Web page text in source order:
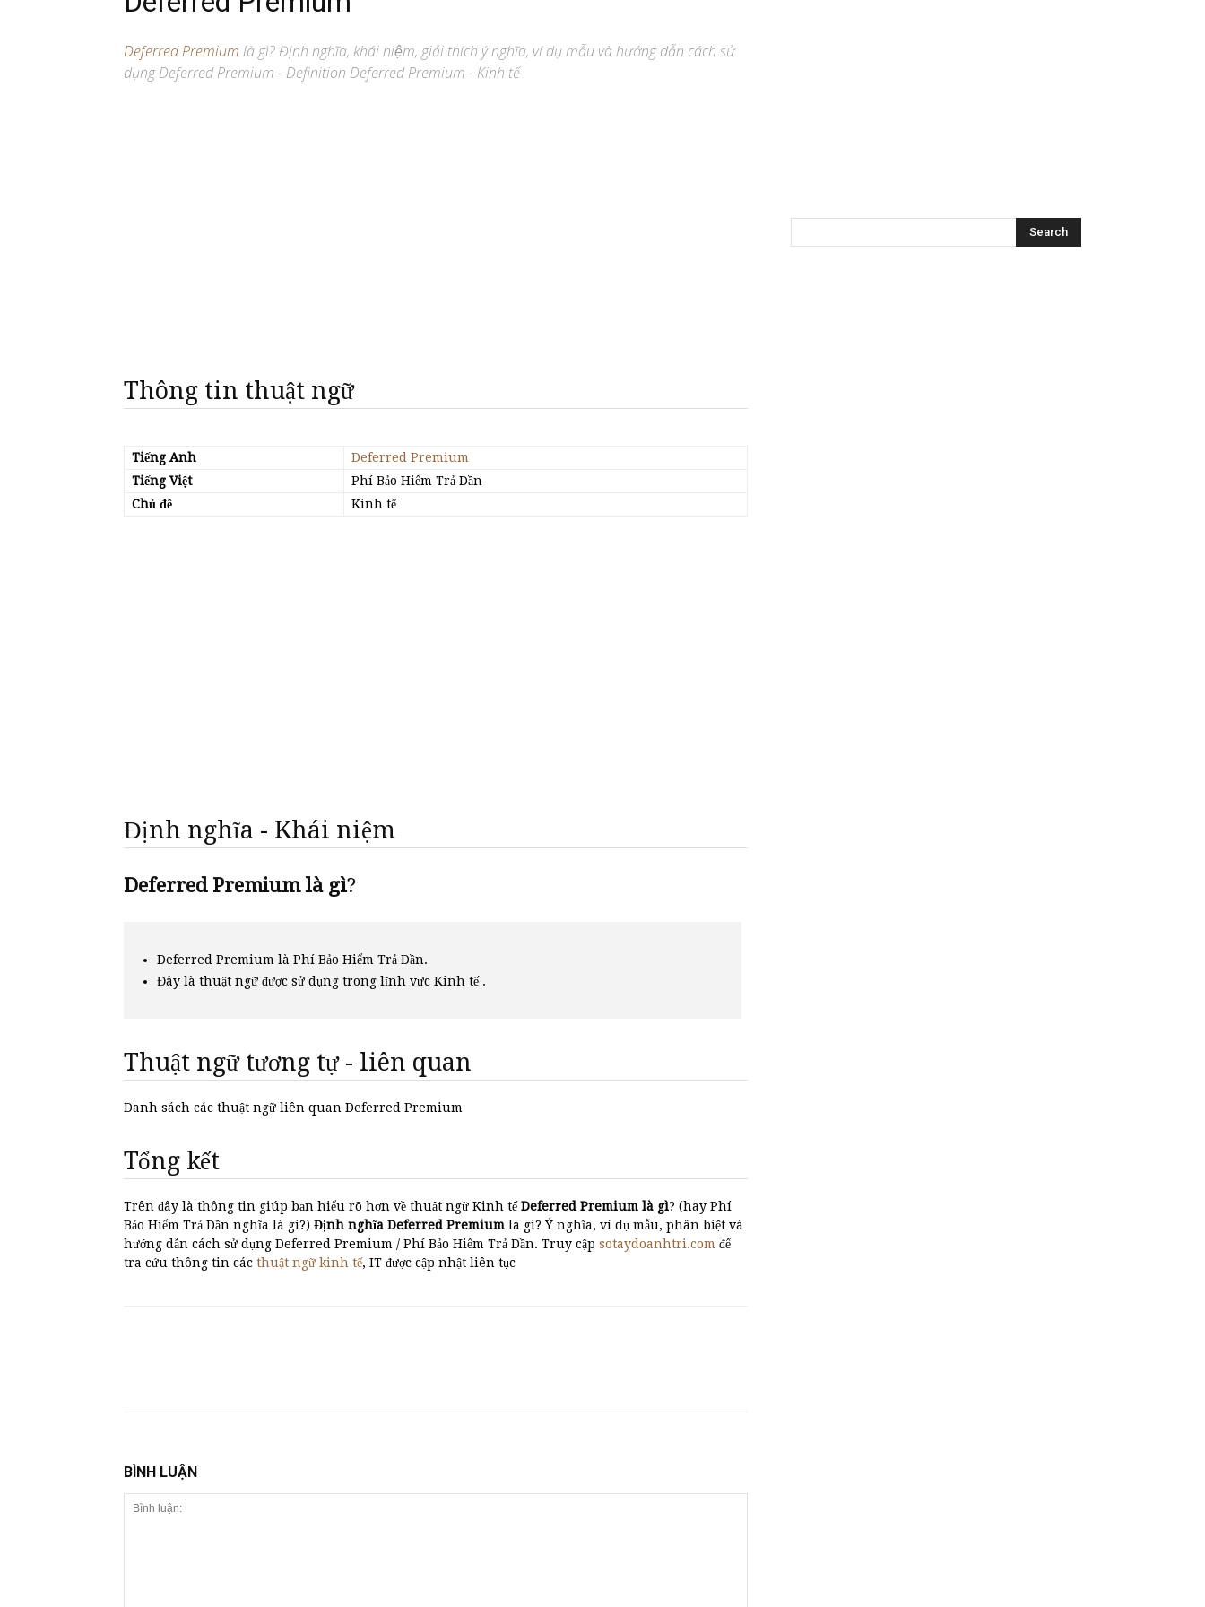
Deferred Premium là gì? Định nghĩa, khái niệm, giải thích ý nghĩa, ví dụ mẫu và hướng dẫn cách sử
dụng Deferred Premium - Definition Deferred Premium - Kinh tế
Thông tin thuật ngữ
Tiếng Anh
Deferred Premium
Tiếng Việt
Phí Bảo Hiểm Trả Dần
Chủ đề
Kinh tế
Định nghĩa - Khái niệm
Deferred Premium là gì?
Deferred Premium là Phí Bảo Hiểm Trả Dần.
Đây là thuật ngữ được sử dụng trong lĩnh vực Kinh tế .
Thuật ngữ tương tự - liên quan
Danh sách các thuật ngữ liên quan Deferred Premium
Tổng kết
Trên đây là thông tin giúp bạn hiểu rõ hơn về thuật ngữ Kinh tếDeferred Premium là gì? (hay Phí
Bảo Hiểm Trả Dần nghĩa là gì?) Định nghĩa Deferred Premium là gì? Ý nghĩa, ví dụ mẫu, phân biệt và
hướng dẫn cách sử dụng Deferred Premium / Phí Bảo Hiểm Trả Dần. Truy cập sotaydoanhtri.com để
tra cứu thông tin các thuật ngữ kinh tế, IT được cập nhật liên tục
BÌNH LUẬN